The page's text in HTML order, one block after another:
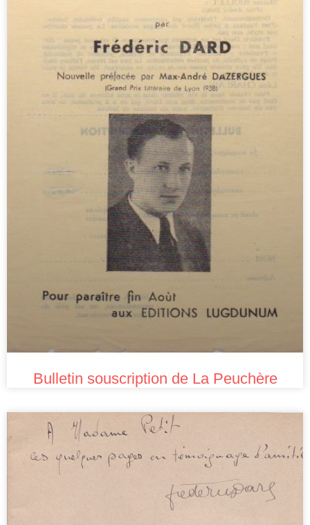
Bulletin souscription de La Peuchère